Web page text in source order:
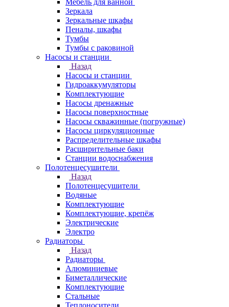
Мебель для ванной
Зеркала
Зеркальные шкафы
Пеналы, шкафы
Тумбы
Тумбы с раковиной
Насосы и станции
Назад
Насосы и станции
Гидроаккумуляторы
Комплектующие
Насосы дренажные
Насосы поверхностные
Насосы скважинные (погружные)
Насосы циркуляционные
Распределительные шкафы
Расширительные баки
Станции водоснабжения
Полотенцесушители
Назад
Полотенцесушители
Водяные
Комплектующие
Комплектующие, крепёж
Электрические
Электро
Радиаторы
Назад
Радиаторы
Алюминиевые
Биметаллические
Комплектующие
Стальные
Теплоносители